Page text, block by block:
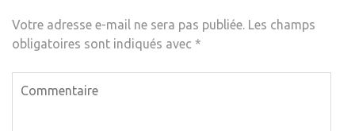
Votre adresse e-mail ne sera pas publiée. Les champs
obligatoires sont indiqués avec *